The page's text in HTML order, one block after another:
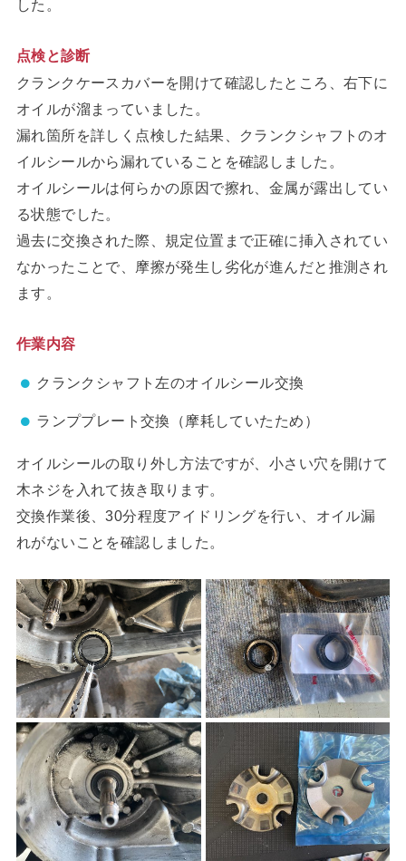
した。
点検と診断
クランクケースカバーを開けて確認したところ、右下に
オイルが溜まっていました。
漏れ箇所を詳しく点検した結果、クランクシャフトのオ
イルシールから漏れていることを確認しました。
オイルシールは何らかの原因で擦れ、金属が露出してい
る状態でした。
過去に交換された際、規定位置まで正確に挿入されてい
なかったことで、摩擦が発生し劣化が進んだと推測され
ます。
作業内容
クランクシャフト左のオイルシール交換
ランププレート交換（摩耗していたため）
オイルシールの取り外し方法ですが、小さい穴を開けて
木ネジを入れて抜き取ります。
交換作業後、30分程度アイドリングを行い、オイル漏
れがないことを確認しました。